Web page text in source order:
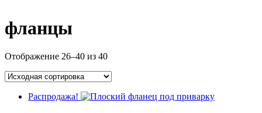
фланцы
Отображение 26–40 из 40
Распродажа!